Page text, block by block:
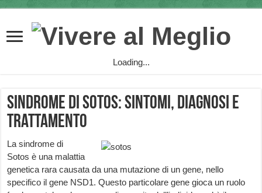
Loading...
Sindrome di Sotos: sintomi, diagnosi e
trattamento
La sindrome di
Sotos è una malattia
genetica rara causata da una mutazione di un gene, nello
specifico il gene NSD1. Questo particolare gene gioca un ruolo